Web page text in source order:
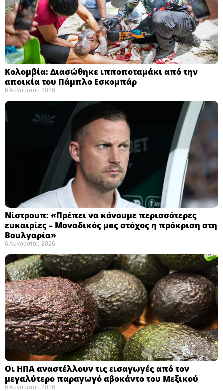
Κολομβία: Διασώθηκε ιπποποταμάκι από την
αποικία του Πάμπλο Εσκομπάρ ​
6 Αυγούστου 2026
Νίστρουπ: «Πρέπει να κάνουμε περισσότερες
ευκαιρίες – Μοναδικός μας στόχος η πρόκριση στη
Βουλγαρία» ​
6 Αυγούστου 2026
Οι ΗΠΑ αναστέλλουν τις εισαγωγές από τον
μεγαλύτερο παραγωγό αβοκάντο του Μεξικού ​
6 Αυγούστου 2026